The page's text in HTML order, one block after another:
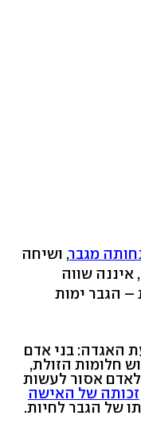
מגבר, ושיחה
איננה שווה
– הגבר ימות
האגדה: בני אדם
חלומות הזולת,
לאדם אסור לעשות
זכותה של האישה
של הגבר לחיות.